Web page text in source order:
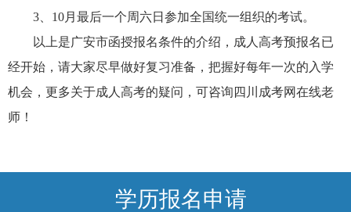
3、10月最后一个周六日参加全国统一组织的考试。
以上是广安市函授报名条件的介绍，成人高考预报名已
经开始，请大家尽早做好复习准备，把握好每年一次的入学
机会， 更多关于成人高考的疑问，可咨询四川成考网在线老
师！
学历报名申请